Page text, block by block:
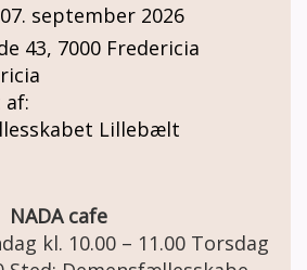
øge trivsel og velvære.
af 5 små tynde nåle som
øre. Nålene er sterile
altid kasseres efter brug.
øret i 45 minutter hvorefter
at opnå fuld effekt, bør
kort. Beløbet dækker
september 2026
43, 7000 Fredericia
Lillebælt
NADA cafe